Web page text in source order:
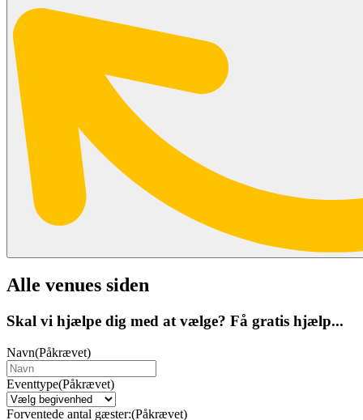
Alle venues siden
Skal vi hjælpe dig med at vælge? Få gratis hjælp...
Navn(Påkrævet)
Eventtype(Påkrævet)
Forventede antal gæster:(Påkrævet)